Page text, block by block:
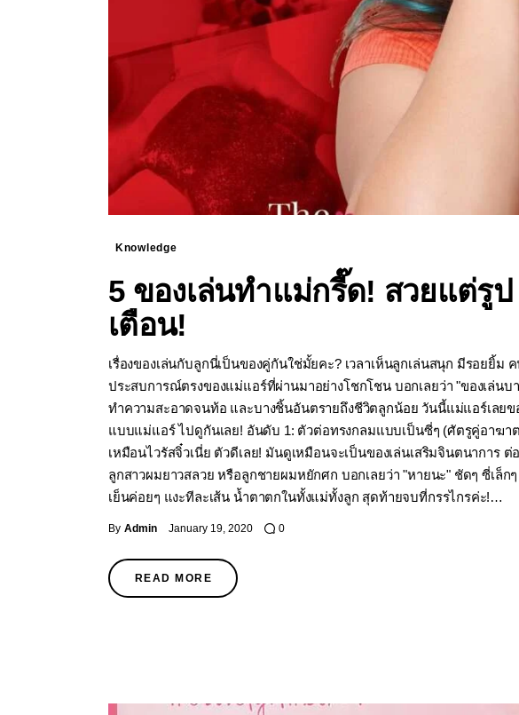
Knowledge
5 ของเล่นทำแม่กรี๊ด! สวยแต่รู
เตือน!
เรื่องของเล่นกับลูกนี่เป็นของคู่กันใช่มั้ยคะ? เวลาเห็นลูกเล่นสนุก มีรอยยิ้
ประสบการณ์ตรงของแม่แอร์ที่ผ่านมาอย่างโชกโชน บอกเลยว่า "ของเล่น
ทำความสะอาดจนท้อ และบางชิ้นอันตรายถึงชีวิตลูกน้อย วันนี้แม่แอร์เลย
แบบแม่แอร์ ไปดูกันเลย! อันดับ 1: ตัวต่อทรงกลมแบบเป็นซี่ๆ (ศัตรูคู่อาฆา
เหมือนไวรัสจิ๋วเนี่ย ตัวดีเลย! มันดูเหมือนจะเป็นของเล่นเสริมจินตนากา
ลูกสาวผมยาวสลวย หรือลูกชายผมหยักศก บอกเลยว่า "หายนะ" ชัดๆ ซี่เล็
เย็นค่อยๆ แงะทีละเส้น น้ำตาตกในทั้งแม่ทั้งลูก สุดท้ายจบที่กรรไกรค่ะ!…
By Admin January 19, 2020 0
READ MORE